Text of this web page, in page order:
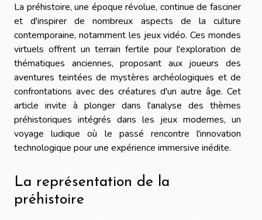
La préhistoire, une époque révolue, continue de fasciner
et d'inspirer de nombreux aspects de la culture
contemporaine, notamment les jeux vidéo. Ces mondes
virtuels offrent un terrain fertile pour l'exploration de
thématiques anciennes, proposant aux joueurs des
aventures teintées de mystères archéologiques et de
confrontations avec des créatures d'un autre âge. Cet
article invite à plonger dans l'analyse des thèmes
préhistoriques intégrés dans les jeux modernes, un
voyage ludique où le passé rencontre l'innovation
technologique pour une expérience immersive inédite.
La représentation de la
préhistoire